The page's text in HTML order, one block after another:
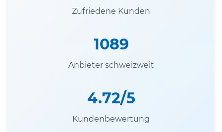
Zufriedene Kunden
1089
Anbieter schweizweit
4.72/5
Kundenbewertung